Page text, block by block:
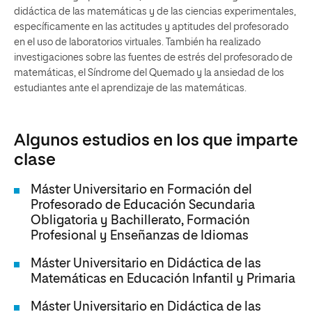
didáctica de las matemáticas y de las ciencias experimentales,
específicamente en las actitudes y aptitudes del profesorado
en el uso de laboratorios virtuales. También ha realizado
investigaciones sobre las fuentes de estrés del profesorado de
matemáticas, el Síndrome del Quemado y la ansiedad de los
estudiantes ante el aprendizaje de las matemáticas.
Algunos estudios en los que imparte
clase
Máster Universitario en Formación del
Profesorado de Educación Secundaria
Obligatoria y Bachillerato, Formación
Profesional y Enseñanzas de Idiomas
Máster Universitario en Didáctica de las
Matemáticas en Educación Infantil y Primaria
Máster Universitario en Didáctica de las